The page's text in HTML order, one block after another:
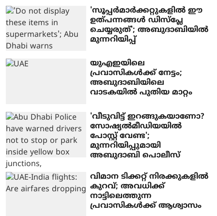
'സൂപ്പര്‍മാര്‍ക്കറ്റുകളില്‍ ഈ
ഉത്പന്നങ്ങള്‍ ഡിസ്‌പ്ലേ
ചെയ്യരുത്'; അബുദാബിയില്‍
മുന്നറിയിപ്പ്
യുഎഇയിലെ
പ്രവാസികള്‍ക്ക് നേട്ടം;
അബുദാബിയിലെ
വാടകയില്‍ പുതിയ മാറ്റം
'വീടുവിട്ട് ഇറങ്ങുകയാണോ?
സോഷ്യല്‍മീഡിയയില്‍
പോസ്റ്റ് വേണ്ട';
മുന്നറിയിപ്പുമായി
അബുദാബി പൊലീസ്
വിമാന ടിക്കറ്റ് നിരക്കുകളില്‍
കുറവ്; അവധിക്ക്
നാട്ടിലെത്തുന്ന
പ്രവാസികള്‍ക്ക് ആശ്വാസം